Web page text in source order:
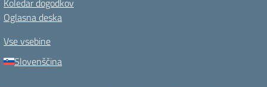
Koledar dogodkov
Oglasna deska
Vse vsebine
Slovenščina